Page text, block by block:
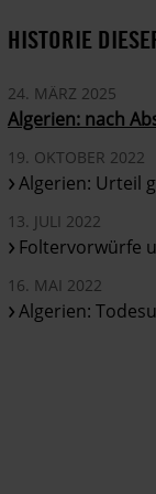
HISTORIE
24. MÄRZ 2025
Algerien: nach
19. OKTOBER 2022
Algerien: Urteil
13. JULI 2022
Foltervorwürfe
16. MAI 2022
Algerien: